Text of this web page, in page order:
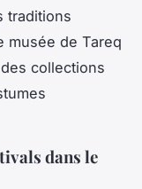
traditions
musée de Tareq
collections
dans le